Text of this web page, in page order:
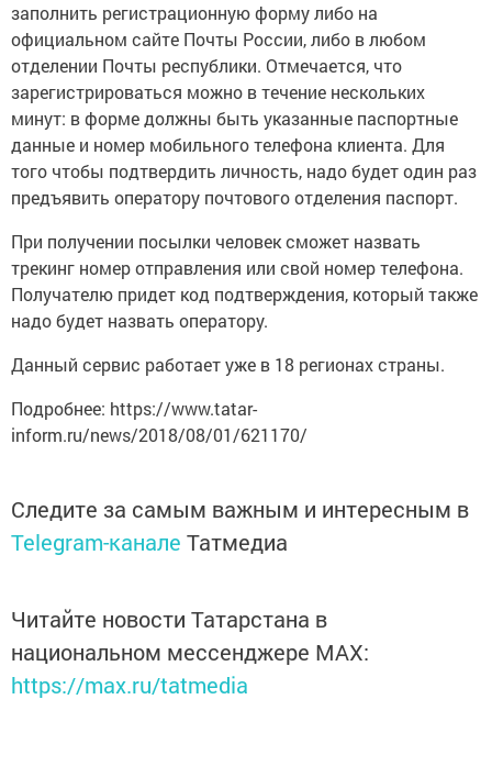
заполнить регистрационную форму либо на
официальном сайте Почты России, либо в любом
отделении Почты республики. Отмечается, что
зарегистрироваться можно в течение нескольких
минут: в форме должны быть указанные паспортные
данные и номер мобильного телефона клиента. Для
того чтобы подтвердить личность, надо будет один раз
предъявить оператору почтового отделения паспорт.
При получении посылки человек сможет назвать
трекинг номер отправления или свой номер телефона.
Получателю придет код подтверждения, который также
надо будет назвать оператору.
Данный сервис работает уже в 18 регионах страны.
Подробнее: https://www.tatar-
inform.ru/news/2018/08/01/621170/
Следите за самым важным и интересным в
Telegram-канале Татмедиа
Читайте новости Татарстана в
национальном мессенджере MАХ:
https://max.ru/tatmedia